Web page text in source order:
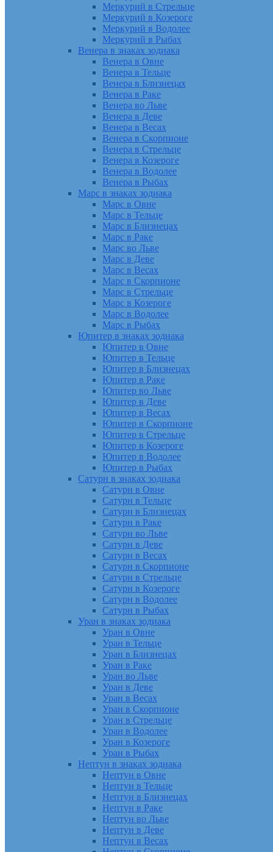
Меркурий в Стрельце
Меркурий в Козероге
Меркурий в Водолее
Меркурий в Рыбах
Венера в знаках зодиака
Венера в Овне
Венера в Тельце
Венера в Близнецах
Венера в Раке
Венера во Льве
Венера в Деве
Венера в Весах
Венера в Скорпионе
Венера в Стрельце
Венера в Козероге
Венера в Водолее
Венера в Рыбах
Марс в знаках зодиака
Марс в Овне
Марс в Тельце
Марс в Близнецах
Марс в Раке
Марс во Льве
Марс в Деве
Марс в Весах
Марс в Скорпионе
Марс в Стрельце
Марс в Козероге
Марс в Водолее
Марс в Рыбах
Юпитер в знаках зодиака
Юпитер в Овне
Юпитер в Тельце
Юпитер в Близнецах
Юпитер в Раке
Юпитер во Льве
Юпитер в Деве
Юпитер в Весах
Юпитер в Скорпионе
Юпитер в Стрельце
Юпитер в Козероге
Юпитер в Водолее
Юпитер в Рыбах
Сатурн в знаках зодиака
Сатурн в Овне
Сатурн в Тельце
Сатурн в Близнецах
Сатурн в Раке
Сатурн во Льве
Сатурн в Деве
Сатурн в Весах
Сатурн в Скорпионе
Сатурн в Стрельце
Сатурн в Козероге
Сатурн в Водолее
Сатурн в Рыбах
Уран в знаках зодиака
Уран в Овне
Уран в Тельце
Уран в Близнецах
Уран в Раке
Уран во Льве
Уран в Деве
Уран в Весах
Уран в Скорпионе
Уран в Стрельце
Уран в Водолее
Уран в Козероге
Уран в Рыбах
Нептун в знаках зодиака
Нептун в Овне
Нептун в Тельце
Нептун в Близнецах
Нептун в Раке
Нептун во Льве
Нептун в Деве
Нептун в Весах